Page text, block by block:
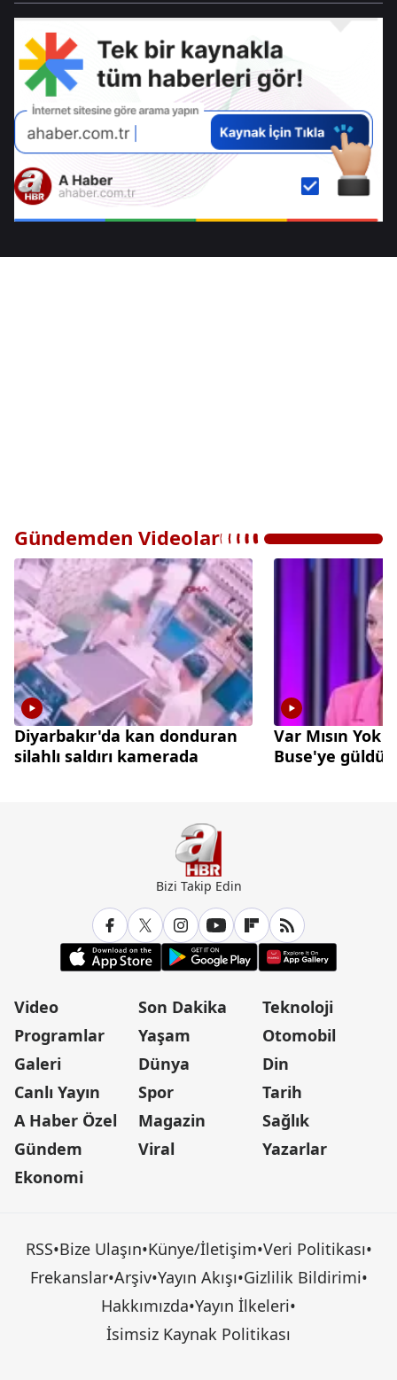
Gündemden Videolar
Diyarbakır'da kan donduran
silahlı saldırı kamerada
Var Mısın Yok
Buse'ye güldü
Bizi Takip Edin
Video
Programlar
Galeri
Canlı Yayın
A Haber Özel
Gündem
Ekonomi
Son Dakika
Yaşam
Dünya
Spor
Magazin
Viral
Teknoloji
Otomobil
Din
Tarih
Sağlık
Yazarlar
RSS•Bize Ulaşın•Künye/İletişim•Veri Politikası•
Frekanslar•Arşiv•Yayın Akışı•Gizlilik Bildirimi•
Hakkımızda•Yayın İlkeleri•
İsimsiz Kaynak Politikası